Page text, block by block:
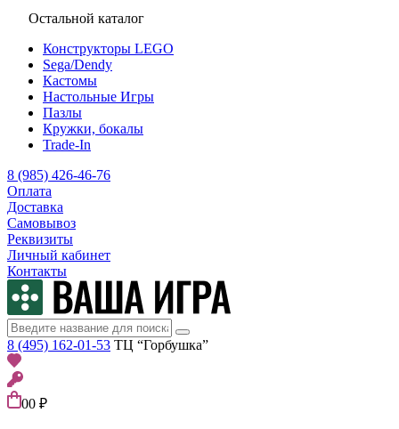
Остальной каталог
Конструкторы LEGO
Sega/Dendy
Кастомы
Настольные Игры
Пазлы
Кружки, бокалы
Trade-In
8 (985) 426-46-76
Оплата
Доставка
Самовывоз
Реквизиты
Личный кабинет
Контакты
8 (495) 162-01-53 ТЦ “Горбушка”
00 ₽